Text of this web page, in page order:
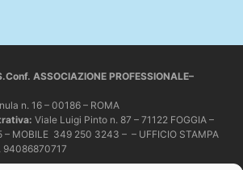
ASSOCIAZIONE PROFESSIONALE–
n. 16 – 00186 – ROMA
Viale Luigi Pinto n. 87 – 71122 FOGGIA –
– MOBILE 349 250 3243 – – UFFICIO STAMPA
94086870717